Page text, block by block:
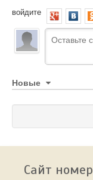
войдите
Новые
Сайт